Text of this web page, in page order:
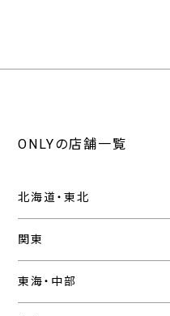
ONLYの店舗一覧
北海道・東北
関東
東海・中部